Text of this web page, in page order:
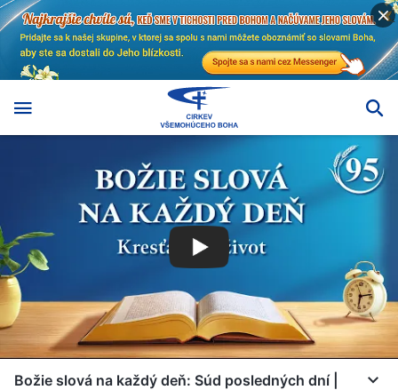
Božie slová na každý deň: Súd posledných dní |